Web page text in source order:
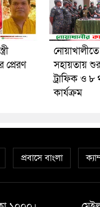
প্রেরণ
নোয়াখালীতে
সহায়তায়
ট্রাফিক ও ৮
কার্যক্রম
প্রবাসে বাংলা